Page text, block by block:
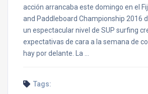
acción arrancaba este domingo en el
and Paddleboard Championship 2016
un espectacular nivel de SUP surfing
expectativas de cara a la semana de
hay por delante. La …
Tags: